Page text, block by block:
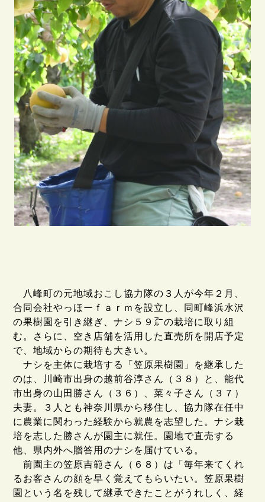
八峰町の元地域おこし協力隊の３人が今年２月、
合同会社やっほーｆａｒｍを設立し、同町峰浜水沢
の果樹園を引き継ぎ、ナシ５９㌃の栽培に取り組
む。さらに、空き店舗を活用した直売所を開店予定
で、地域からの期待も大きい。
ナシを主体に栽培する「笠原果樹園」を継承した
のは、川崎市出身の越前谷淳さん（３８）と、能代
市出身の山田勝さん（３６）、菜々子さん（３７）
夫妻。３人とも神奈川県から移住し、協力隊在任中
に農業に関わった経験から就農を志望した。ナシ栽
培を志した勝さんが園主に就任。園地で直売する
他、県内外へ贈答用のナシを届けている。
前園主の笠原吉範さん（６８）は「毎年来てくれ
るお客さんの顔を早く覚えてもらいたい。笠原果樹
園という名を残して継承できたことがうれしく、経